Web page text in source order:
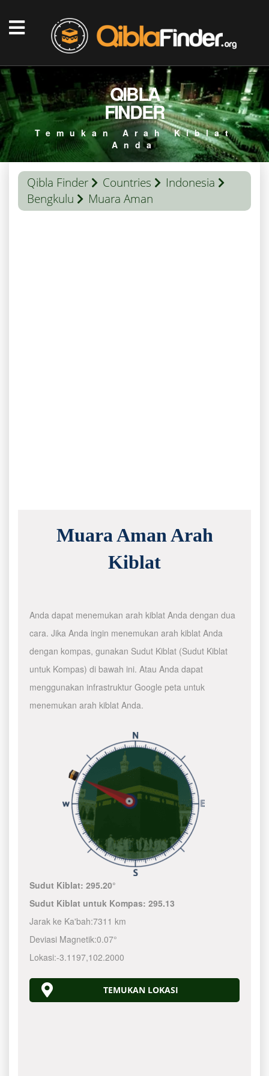
QIBLA
FINDER
Temukan Arah Kiblat
Anda
Qibla Finder Countries
Indonesia
Bengkulu
Muara Aman
Muara Aman Arah
Kiblat
Anda dapat menemukan arah kiblat Anda dengan dua
cara. Jika Anda ingin menemukan arah kiblat Anda
dengan kompas, gunakan Sudut Kiblat (Sudut Kiblat
untuk Kompas) di bawah ini. Atau Anda dapat
menggunakan infrastruktur Google peta untuk
menemukan arah kiblat Anda.
Sudut Kiblat:295.20°
Sudut Kiblat untuk Kompas:295.13
Jarak ke Ka'bah:7311 km
Deviasi Magnetik:0.07°
Lokasi:-3.1197,102.2000
TEMUKAN LOKASI